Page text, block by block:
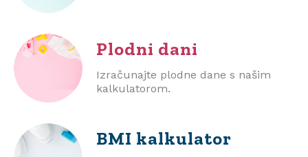
Plodni dani
Izračunajte plodne dane s našim
kalkulatorom.
BMI kalkulator